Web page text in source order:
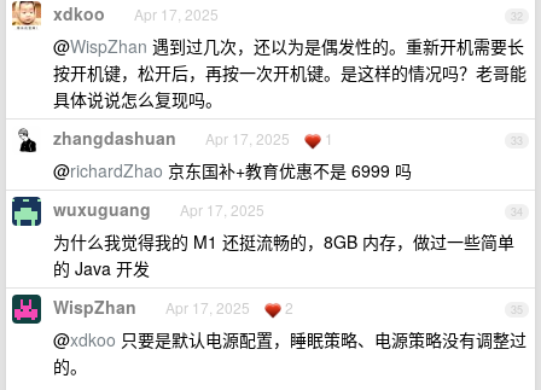
32
xdkoo Apr 17, 2025
@WispZhan 遇到过几次，还以为是偶发性的。重新开机需要长
按开机键，松开后，再按一次开机键。是这样的情况吗？老哥能
具体说说怎么复现吗。
33
zhangdashuan Apr 17, 2025 1
@richardZhao 京东国补+教育优惠不是 6999 吗
34
wuxuguang Apr 17, 2025
为什么我觉得我的 M1 还挺流畅的，8GB 内存，做过一些简单
的 Java 开发
35
WispZhan Apr 17, 2025 2
@xdkoo 只要是默认电源配置，睡眠策略、电源策略没有调整过
的。